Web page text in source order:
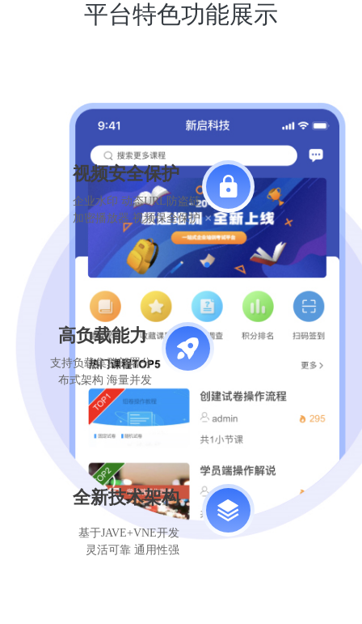
平台特色功能展示
视频安全保护
企业水印 动态URL防盗链
加密播放器 视频保全保护
高负载能力
支持负载集群部署分
布式架构 海量并发
全新技术架构
基于JAVE+VNE开发
灵活可靠 通用性强